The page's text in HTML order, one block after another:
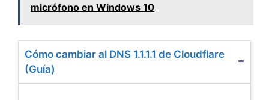
micrófono en Windows 10
Cómo cambiar al DNS 1.1.1.1 de Cloudflare
(Guía)